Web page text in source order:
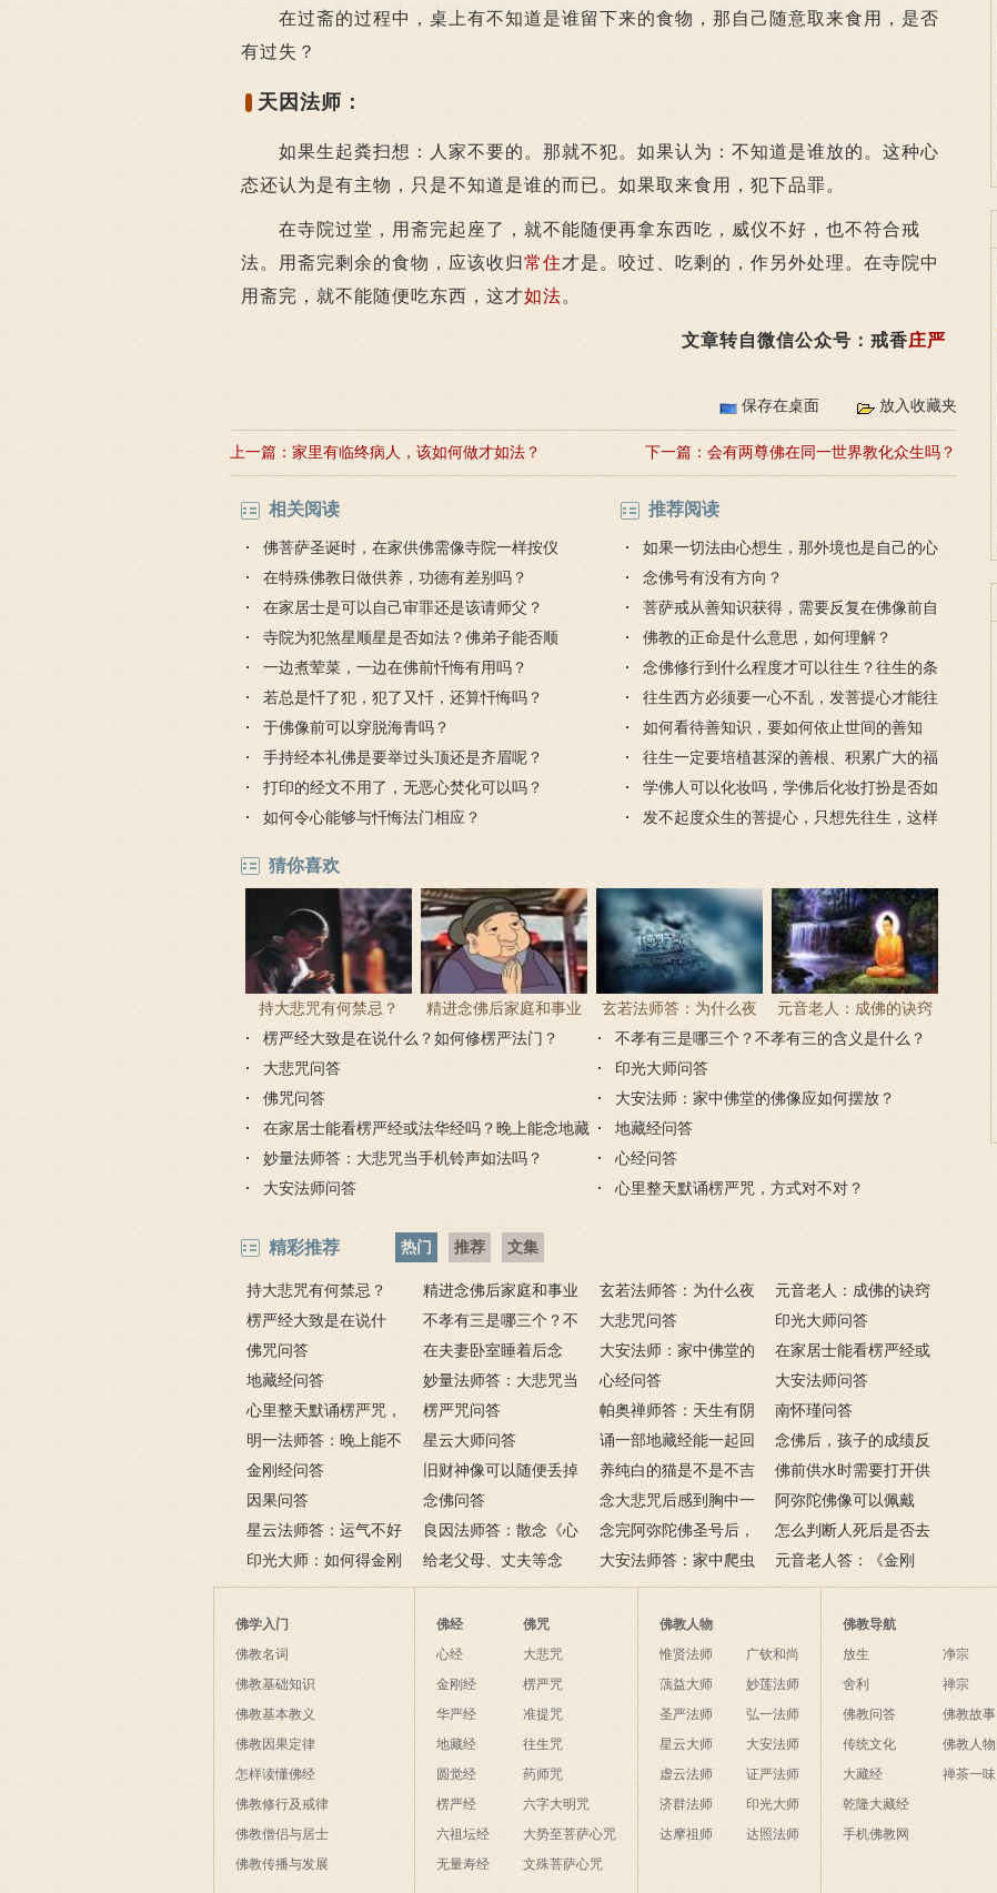
在过斋的过程中，桌上有不知道是谁留下来的食物，那自己随意取来食用，是否
有过失？
天因法师：
如果生起粪扫想：人家不要的。那就不犯。如果认为：不知道是谁放的。这种心
态还认为是有主物，只是不知道是谁的而已。如果取来食用，犯下品罪。
在寺院过堂，用斋完起座了，就不能随便再拿东西吃，威仪不好，也不符合戒
法。用斋完剩余的食物，应该收归常住才是。咬过、吃剩的，作另外处理。在寺院中
用斋完，就不能随便吃东西，这才如法。
文章转自微信公众号：戒香庄严
保存在桌面 放入收藏夹
上一篇： 家里有临终病人，该如何做才如法？ 下一篇： 会有两尊佛在同一世界教化众生吗？
相关阅读
佛菩萨圣诞时，在家供佛需像寺院一样按仪
轨做吗？
在特殊佛教日做供养，功德有差别吗？
在家居士是可以自己审罪还是该请师父？
寺院为犯煞星顺星是否如法？佛弟子能否顺
星？
一边煮荤菜，一边在佛前忏悔有用吗？
若总是忏了犯，犯了又忏，还算忏悔吗？
于佛像前可以穿脱海青吗？
手持经本礼佛是要举过头顶还是齐眉呢？
打印的经文不用了，无恶心焚化可以吗？
如何令心能够与忏悔法门相应？
推荐阅读
如果一切法由心想生，那外境也是自己的心
想出的吗？
念佛号有没有方向？
菩萨戒从善知识获得，需要反复在佛像前自
受吗？为什么？
佛教的正命是什么意思，如何理解？
念佛修行到什么程度才可以往生？往生的条
件是什么？
往生西方必须要一心不乱，发菩提心才能往
生吗？
如何看待善知识，要如何依止世间的善知
识？
往生一定要培植甚深的善根、积累广大的福
德吗？
学佛人可以化妆吗，学佛后化妆打扮是否如
法？
发不起度众生的菩提心，只想先往生，这样
猜你喜欢
持大悲咒有何禁忌？
精进念佛后家庭和事业
为何会出现很多逆缘？
玄若法师答：为什么夜
里持大悲咒会害怕？
元音老人：成佛的诀窍
楞严经大致是在说什么？如何修楞严法门？
不孝有三是哪三个？不孝有三的含义是什么？
大悲咒问答
印光大师问答
佛咒问答
大安法师：家中佛堂的佛像应如何摆放？
在家居士能看楞严经或法华经吗？晚上能念地藏
经吗？
地藏经问答
妙量法师答：大悲咒当手机铃声如法吗？
心经问答
大安法师问答
心里整天默诵楞严咒，方式对不对？
精彩推荐 热门 推荐 文集
持大悲咒有何禁忌？
精进念佛后家庭和事业
为何会出现很多逆缘？
玄若法师答：为什么夜
里持大悲咒会害怕？
元音老人：成佛的诀窍
楞严经大致是在说什
么？如何修楞严法门？
不孝有三是哪三个？不
孝有三的含义是什么？
大悲咒问答
印光大师问答
佛咒问答
在夫妻卧室睡着后念
佛，有罪吗？
大安法师：家中佛堂的
佛像应如何摆放？
在家居士能看楞严经或
法华经吗？晚上能念地藏
经吗？
地藏经问答
妙量法师答：大悲咒当
手机铃声如法吗？
心经问答
大安法师问答
心里整天默诵楞严咒，
方式对不对？
楞严咒问答
帕奥禅师答：天生有阴
阳眼的人是否前生曾修行
禅法？
南怀瑾问答
明一法师答：晚上能不
能上香？为什么拜佛会
哭？这是流泪佛？
星云大师问答
诵一部地藏经能一起回
向给在世去世的亲人
吗？
念佛后，孩子的成绩反
而下降，是怎么回事？
金刚经问答
旧财神像可以随便丢掉
吗？该怎么处理？
养纯白的猫是不是不吉
祥？
佛前供水时需要打开供
水杯的盖子吗？
因果问答 念佛问答
念大悲咒后感到胸中一
朵莲花盛开，这种感应好
吗？
阿弥陀佛像可以佩戴
吗？有什么禁忌和需要注
意的吗？
星云法师答：运气不好
时如何转运？
良因法师答：散念《心
经》将近一年，改念《地
藏经》可以吗？
念完阿弥陀佛圣号后，
是否需要回向？
怎么判断人死后是否去
了西方？去极乐世界有何
标准？
印光大师：如何得金刚
经的真实利益？
给老父母、丈夫等念
《金刚经》、《心经》、
往生咒可以吗？
大安法师答：家中爬虫
成灾怎么办？
元音老人答：《金刚
经》说：‘无人相，无我
相’。谁说谁闻？
佛学入门
佛教名词
佛教基础知识
佛教基本教义
佛教因果定律
怎样读懂佛经
佛教修行及戒律
佛教僧侣与居士
佛教传播与发展
佛经
心经
金刚经
华严经
地藏经
圆觉经
楞严经
六祖坛经
无量寿经
佛咒
大悲咒
楞严咒
准提咒
往生咒
药师咒
六字大明咒
大势至菩萨心咒
文殊菩萨心咒
佛教人物
惟贤法师
蕅益大师
圣严法师
星云大师
虚云法师
济群法师
达摩祖师
广钦和尚
妙莲法师
弘一法师
大安法师
证严法师
印光大师
达照法师
佛教导航
放生
舍利
佛教问答
传统文化
大藏经
乾隆大藏经
手机佛教网
净宗
禅宗
佛教故事
佛教人物
禅茶一味